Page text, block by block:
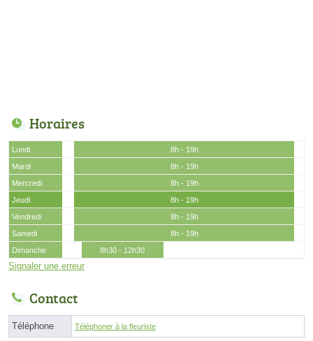
Horaires
Lundi
8h - 19h
Mardi
8h - 19h
Mercredi
8h - 19h
Jeudi
8h - 19h
Vendredi
8h - 19h
Samedi
8h - 19h
Dimanche
8h30 - 12h30
Signaler une erreur
Contact
Téléphone Téléphoner à la fleuriste